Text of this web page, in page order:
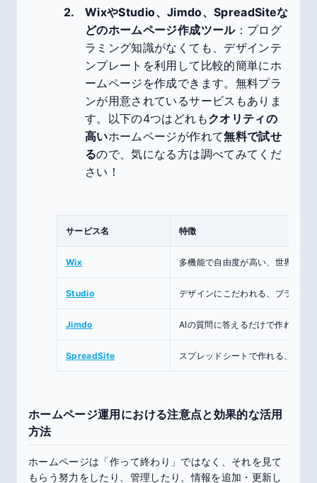
WixやStudio、Jimdo、SpreadSiteな
どのホームページ作成ツール：プログ
ラミング知識がなくても、デザインテ
ンプレートを利用して比較的簡単にホ
ームページを作成できます。無料プラ
ンが用意されているサービスもありま
す。以下の4つはどれもクオリティの
高いホームページが作れて無料で試せ
るので、気になる方は調べてみてくだ
さい！
サービス名 特徴
Wix 多機能で自由度が高い、世界中で
Studio デザインにこだわれる、ブランデ
Jimdo AIの質問に答えるだけで作れる、
SpreadSite スプレッドシートで作れる、管理
ホームページ運用における注意点と効果的な活用
方法
ホームページは「作って終わり」ではなく、それを見て
もらう努力をしたり、管理したり、情報を追加・更新し